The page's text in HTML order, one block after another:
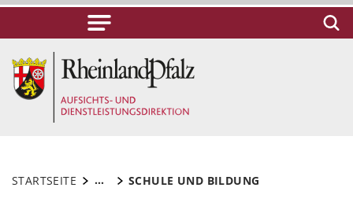
STARTSEITE ... SCHULE UND BILDUNG